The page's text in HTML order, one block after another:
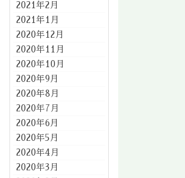
2021年2月
2021年1月
2020年12月
2020年11月
2020年10月
2020年9月
2020年8月
2020年7月
2020年6月
2020年5月
2020年4月
2020年3月